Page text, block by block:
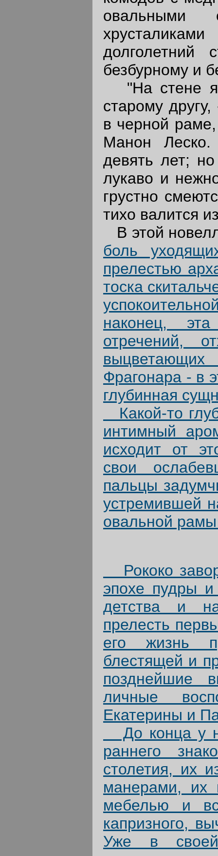
овальными
долголетний
безбурному и
"На стене я
старому
в черной
Манон
девять лет;
лукаво и
грустно
тихо валится
В этой
боль
прелестью
тоска
наконец,
отречений,
Фрагонара - в
глубинная
Какой-то
интимный
исходит от
свои
пальцы
устремившей
овальной
Рококо
эпохе пудры
детства и
прелесть
его жизнь
блестящей и
позднейшие
личные
Екатерины и
До конца у
раннего
столетия, их
манерами, их
мебелью и
капризного,
Уже в